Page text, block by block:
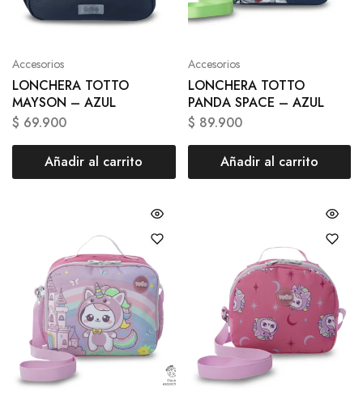
Accesorios
LONCHERA TOTTO
MAYSON – AZUL
$ 69.900
Añadir al carrito
Accesorios
LONCHERA TOTTO
PANDA SPACE – AZUL
$ 89.900
Añadir al carrito